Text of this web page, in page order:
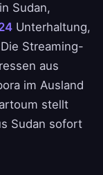
Sudan,
Unterhaltung,
Streaming-
aus
im Ausland
stellt
Sudan sofort